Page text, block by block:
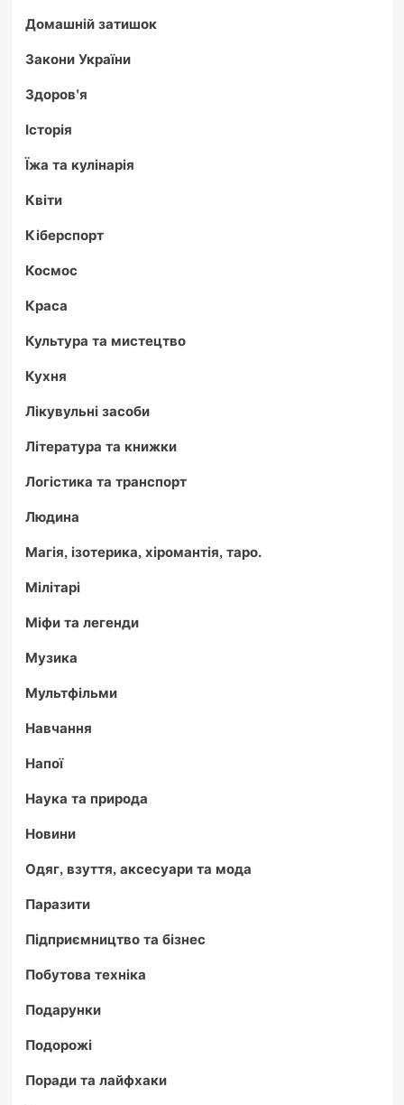
Домашній затишок
Закони України
Здоров'я
Історія
Їжа та кулінарія
Квіти
Кіберспорт
Космос
Краса
Культура та мистецтво
Кухня
Лікувульні засоби
Література та книжки
Логістика та транспорт
Людина
Магія, ізотерика, хіромантія, таро.
Мілітарі
Міфи та легенди
Музика
Мультфільми
Навчання
Напої
Наука та природа
Новини
Одяг, взуття, аксесуари та мода
Паразити
Підприємництво та бізнес
Побутова техніка
Подарунки
Подорожі
Поради та лайфхаки